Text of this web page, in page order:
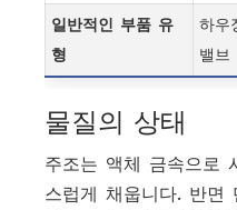
일반적인 부품 유
형
하우
밸브
물질의 상태
주조는 액체 금속으로
스럽게 채웁니다. 반면